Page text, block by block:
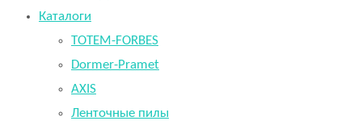
Каталоги
TOTEM-FORBES
Dormer-Pramet
AXIS
Ленточные пилы